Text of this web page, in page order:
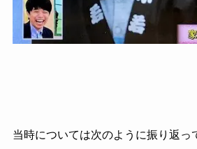
当時については次のように振り返っ